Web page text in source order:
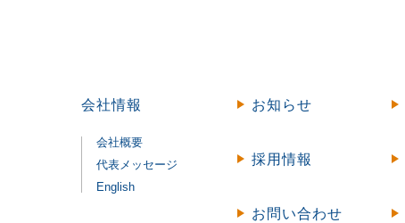
会社情報
会社概要
代表メッセージ
English
お知らせ
採用情報
お問い合わせ